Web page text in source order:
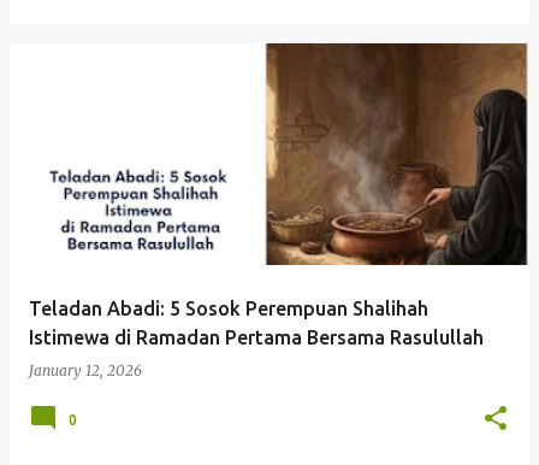
Teladan Abadi: 5 Sosok Perempuan Shalihah
Istimewa di Ramadan Pertama Bersama Rasulullah
January 12, 2026
0